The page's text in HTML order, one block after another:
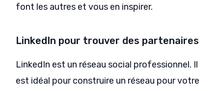
font les autres et vous en inspirer.
LinkedIn pour trouver des partenaires
LinkedIn est un réseau social professionnel. Il
est idéal pour construire un réseau pour votre